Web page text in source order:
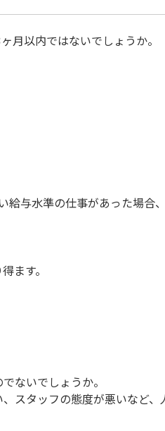
月以内ではないでしょうか。
給与水準の仕事があった場合
ます。
ないでしょうか。
スタッフの態度が悪いなど、